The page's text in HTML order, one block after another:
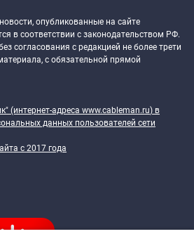
опубликованные на сайте
в соответствии с законодательством РФ.
согласования с редакцией не более трети
с обязательной прямой
(интернет-адреса www.cableman.ru) в
данных пользователей сети
c 2017 года